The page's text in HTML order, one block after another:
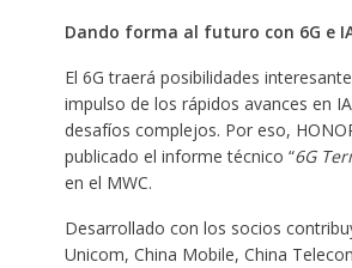
Dando forma al futuro con 6G e
El 6G traerá posibilidades
impulso de los rápidos avances en
desafíos complejos. Por eso,
publicado el informe técnico “6G
en el MWC.
Desarrollado con los socios
Unicom, China Mobile, China